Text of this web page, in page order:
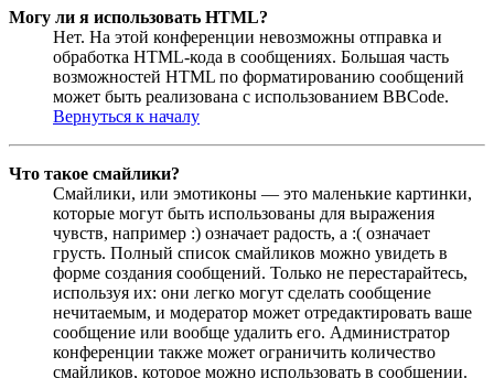
Могу ли я использовать HTML?
Нет. На этой конференции невозможны отправка и
обработка HTML-кода в сообщениях. Большая часть
возможностей HTML по форматированию сообщений
может быть реализована с использованием BBCode.
Вернуться к началу
Что такое смайлики?
Смайлики, или эмотиконы — это маленькие картинки,
которые могут быть использованы для выражения
чувств, например :) означает радость, а :( означает
грусть. Полный список смайликов можно увидеть в
форме создания сообщений. Только не перестарайтесь,
используя их: они легко могут сделать сообщение
нечитаемым, и модератор может отредактировать ваше
сообщение или вообще удалить его. Администратор
конференции также может ограничить количество
смайликов, которое можно использовать в сообщении.